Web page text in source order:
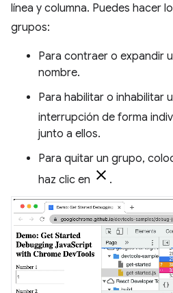
línea y columna. Puedes hacer
grupos:
Para contraer o expandir
nombre.
Para habilitar o inhabilitar
interrupción de forma
junto a ellos.
Para quitar un grupo,
haz clic en
.